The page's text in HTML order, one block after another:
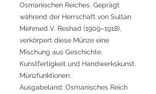
Osmanischen Reiches. Geprägt
während der Herrschaft von Sultan
Mehmed V. Reshad (1909–1918),
verkörpert diese Münze eine
Mischung aus Geschichte,
Kunstfertigkeit und Handwerkskunst.
Münzfunktionen:
Ausgabeland: Osmanisches Reich